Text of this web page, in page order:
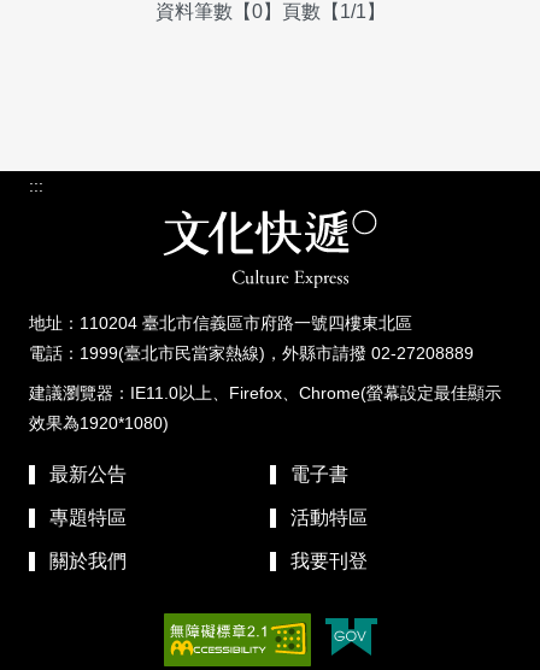
資料筆數【0】頁數【1/1】
:::
地址：110204 臺北市信義區市府路一號四樓東北區
電話：1999(臺北市民當家熱線)，外縣市請撥 02-27208889
建議瀏覽器：IE11.0以上、Firefox、Chrome(螢幕設定最佳顯示
效果為1920*1080)
最新公告 電子書
專題特區 活動特區
關於我們 我要刊登